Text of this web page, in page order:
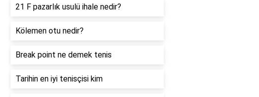
21 F pazarlık usulü ihale nedir?
Kölemen otu nedir?
Break point ne demek tenis
Tarihin en iyi tenisçisi kim